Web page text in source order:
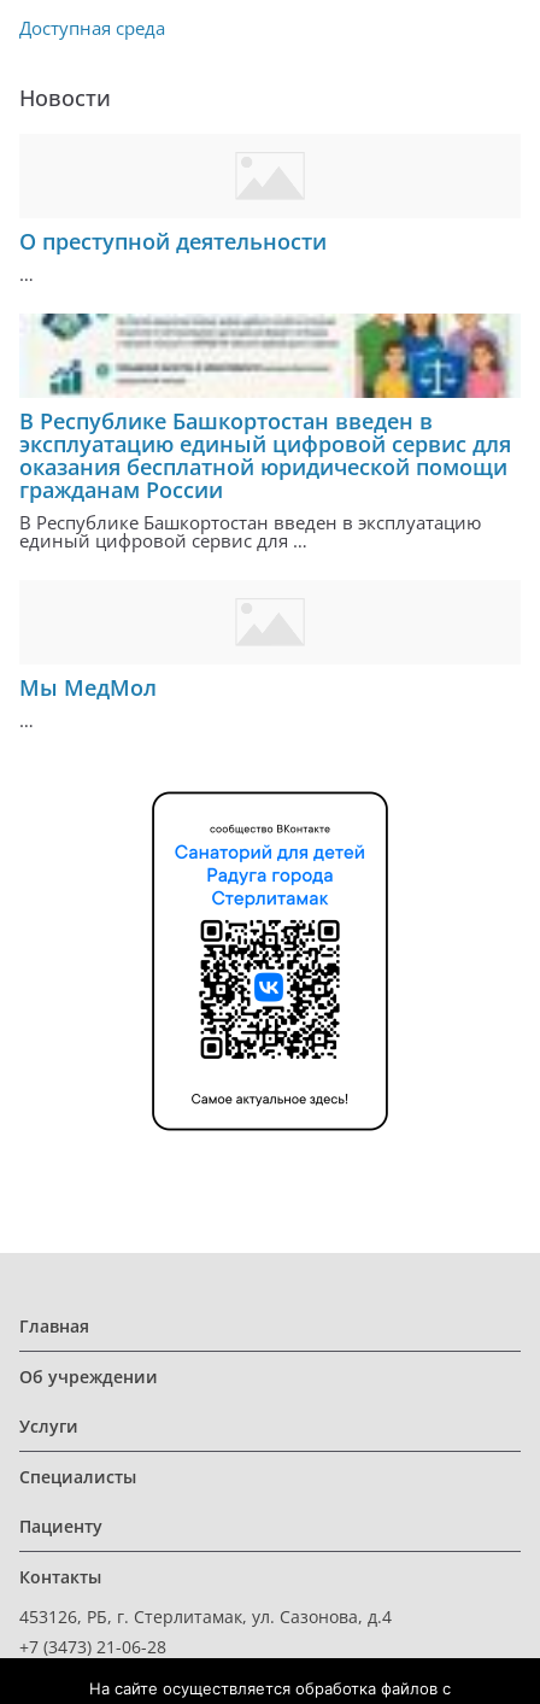
Доступная среда
Новости
О преступной деятельности
…
В Республике Башкортостан введен в
эксплуатацию единый цифровой сервис для
оказания бесплатной юридической помощи
гражданам России
В Республике Башкортостан введен в эксплуатацию
единый цифровой сервис для …
Мы МедМол
…
Главная
Об учреждении
Услуги
Специалисты
Пациенту
Контакты
453126, РБ, г. Стерлитамак, ул. Сазонова, д.4
+7 (3473) 21-06-28
На сайте осуществляется обработка файлов с